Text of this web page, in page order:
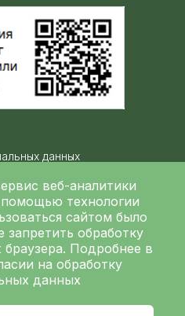
веб-аналитики
технологии
сайтом было
обработку
браузера. Подробнее в
на обработку
данных
данных